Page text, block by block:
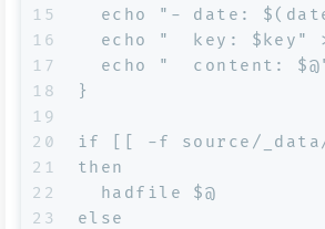
15
16
17
18
19
20
21
22
23
echo "- date:
echo "  key: $key"
echo "  content:
}
if [[ -f source/_data/
then
  hadfile $@
else